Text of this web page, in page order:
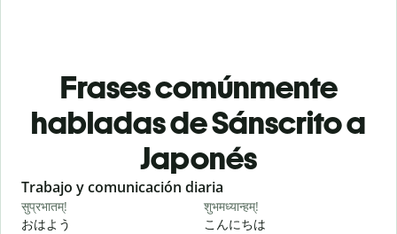
Frases comúnmente
habladas de Sánscrito a
Japonés
Slide 1 of 6
Trabajo y comunicación diaria
सुप्रभातम्!
おはよう
शुभमध्यान्हम्!
こんにちは